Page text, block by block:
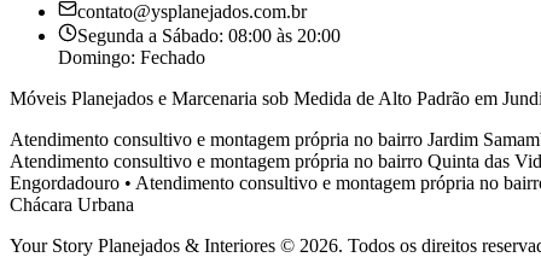
contato@ysplanejados.com.br
Segunda a Sábado: 08:00 às 20:00
Domingo: Fechado
Móveis Planejados e Marcenaria sob Medida de Alto Padrão em
Atendimento consultivo e montagem própria no bairro Jardim
Atendimento consultivo e montagem própria no bairro Quinta das
Engordadouro • Atendimento consultivo e montagem própria no
Chácara Urbana
Your Story Planejados & Interiores © 2026. Todos os direitos